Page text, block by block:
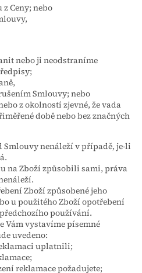
Ceny; nebo
nebo ji neodstraníme
Smlouvy; nebo
z okolností zjevné, že vada
době nebo bez značných
Smlouvy nenáleží v případě, je-li
na Zboží způsobili sami, práva
Zboží způsobené jeho
u použitého Zboží opotřebení
používání.
Vám vystavíme písemné
uvedeno:
uplatnili;
reklamace požadujete;